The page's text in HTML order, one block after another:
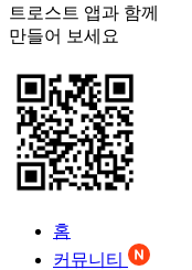
트로스트 앱과 함께
만들어 보세요
홈
커뮤니티